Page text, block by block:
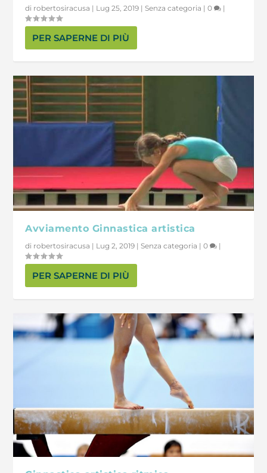
di robertosiracusa | Lug 25, 2019 |Senza categoria |0 |
PER SAPERNE DI PIÙ
Avviamento Ginnastica artistica
di robertosiracusa | Lug 2, 2019 |Senza categoria |0 |
PER SAPERNE DI PIÙ